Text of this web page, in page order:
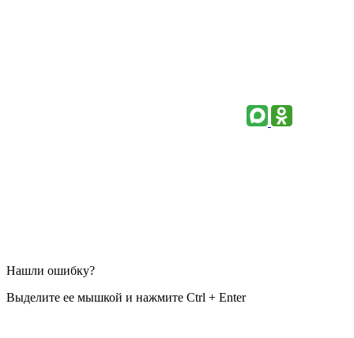
Нашли ошибку?
Выделите ее мышкой и нажмите Ctrl + Enter